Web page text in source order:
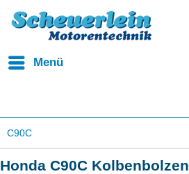
Menü
C90C
Honda C90C Kolbenbolzen